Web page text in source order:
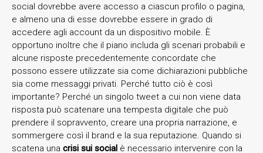
social dovrebbe avere accesso a ciascun profilo o pagina,
e almeno una di esse dovrebbe essere in grado di
accedere agli account da un dispositivo mobile. È
opportuno inoltre che il piano includa gli scenari probabili e
alcune risposte precedentemente concordate che
possono essere utilizzate sia come dichiarazioni pubbliche
sia come messaggi privati. Perché tutto ciò è così
importante? Perché un singolo tweet a cui non viene data
risposta può scatenare una tempesta digitale che può
prendere il sopravvento, creare una propria narrazione, e
sommergere così il brand e la sua reputazione. Quando si
scatena una crisi sui social è necessario intervenire con la